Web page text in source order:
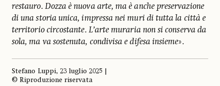
restauro. Dozza è nuova arte, ma è anche preservazione
di una storia unica, impressa nei muri di tutta la città e
territorio circostante. L’arte muraria non si conserva da
sola, ma va sostenuta, condivisa e difesa insieme».
Stefano Luppi, 23 luglio 2025 |
© Riproduzione riservata